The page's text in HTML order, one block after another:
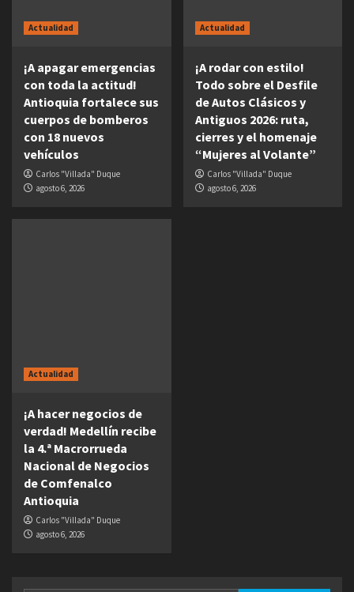
Actualidad
¡A apagar emergencias
con toda la actitud!
Antioquia fortalece sus
cuerpos de bomberos
con 18 nuevos
vehículos
Carlos "Villada" Duque
agosto 6, 2026
Actualidad
¡A rodar con estilo!
Todo sobre el Desfile
de Autos Clásicos y
Antiguos 2026: ruta,
cierres y el homenaje
“Mujeres al Volante”
Carlos "Villada" Duque
agosto 6, 2026
Actualidad
¡A hacer negocios de
verdad! Medellín recibe
la 4.ª Macrorrueda
Nacional de Negocios
de Comfenalco
Antioquia
Carlos "Villada" Duque
agosto 6, 2026